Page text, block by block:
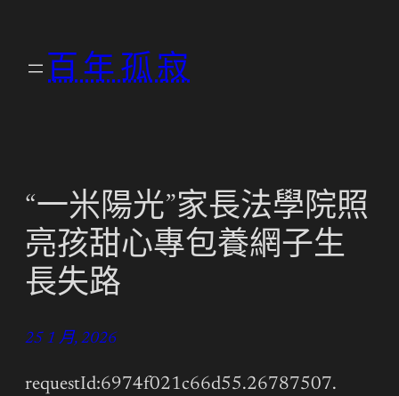
百年孤寂
“一米陽光”家長法學院照
亮孩甜心專包養網子生
長失路
25 1 月, 2026
requestId:6974f021c66d55.26787507.